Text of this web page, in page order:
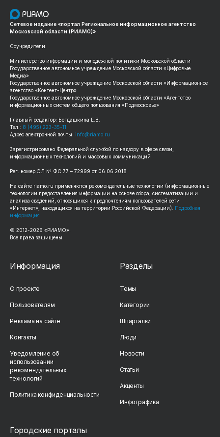
Сетевое издание «портал Региональное информационное агентство
Московской области (РИАМО)»
Соучредители:
Министерство информации и молодежной политики Московской области
Государственное автономное учреждение Московской области «Цифровые
Медиа»
Государственное автономное учреждение Московской области «Информационное
агентство «Контент-Центр»
Государственное автономное учреждение Московской области «Агентство
информационных систем общего пользования «Подмосковье»
Главный редактор: Богдашкина Е.В.
Тел.: 8 (495) 223-35-11
Адрес электронной почты: info@riamo.ru
Зарегистрировано Федеральной службой по надзору в сфере связи,
информационных технологий и массовых коммуникаций
Рег. номер ЭЛ № ФС 77 – 72999 от 06.06.2018
На сайте riamo.ru применяются рекомендательные технологии (информационные
технологии предоставления информации на основе сбора, систематизации и
анализа сведений, относящихся к предпочтениям пользователей сети
«Интернет», находящихся на территории Российской Федерации). Подробная
информация
© 2012-2026 «РИАМО».
Все права защищены
Информация
О проекте
Пользователям
Реклама на сайте
Контакты
Уведомление об
использовании
рекомендательных
технологий
Политика конфиденциальности
Разделы
Темы
Категории
Шпаргалки
Люди
Новости
Статьи
Акценты
Инфографика
Городские порталы